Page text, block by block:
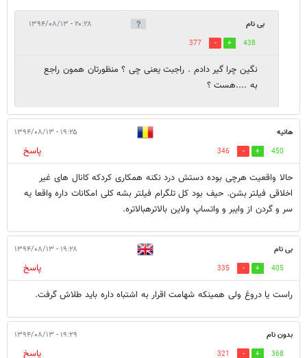
بی نام ۲۰:۲۸ - ۱۳۹۴/۰۸/۱۳
438
377
نگین چرا گیر دادم . راجبت یعنی چی ؟ منظورتان همون راجع
به ....هست ؟
هانیه ۱۹:۲۵ - ۱۳۹۴/۰۸/۱۳
450
346
پاسخ
حالا واقعیت هرچی بوده دستش درد نکنه همکاری کردکه کانال های غیر
اخلاقی فیلتر بشن. حیف بود کل تلگرام فیلتر بشه کلی امکانات داره واقعا یه
سر و گردن از وایبر و واتساپ ولاین بالاترهبالاتره.
بی نام ۱۹:۲۸ - ۱۳۹۴/۰۸/۱۳
405
335
پاسخ
راست یا دروغ ولی همینکه شهامت اقرار به اشتباه داره باید طلاش گرفت.
بدون نام ۱۹:۲۹ - ۱۳۹۴/۰۸/۱۳
368
321
پاسخ